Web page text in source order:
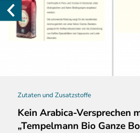
Zutaten und Zusatzstoffe
Kein Arabica-Versprechen
„Tempelmann Bio Ganze